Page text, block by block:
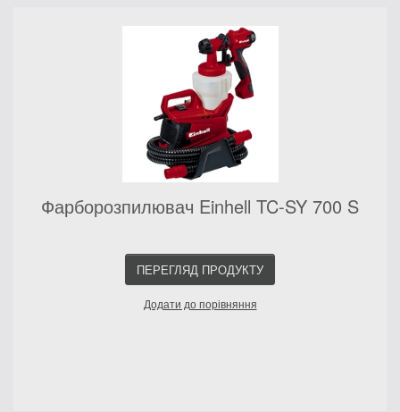
Фарборозпилювач Einhell TC-SY 700 S
ПЕРЕГЛЯД ПРОДУКТУ
Додати до порівняння